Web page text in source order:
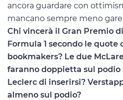
ancora guardare con
mancano sempre meno
Chi vincerà il Gran Premio
Formula 1 secondo le quote
bookmakers? Le due
faranno doppietta sul podio
Leclerc di inserirsi?
almeno sul podio?